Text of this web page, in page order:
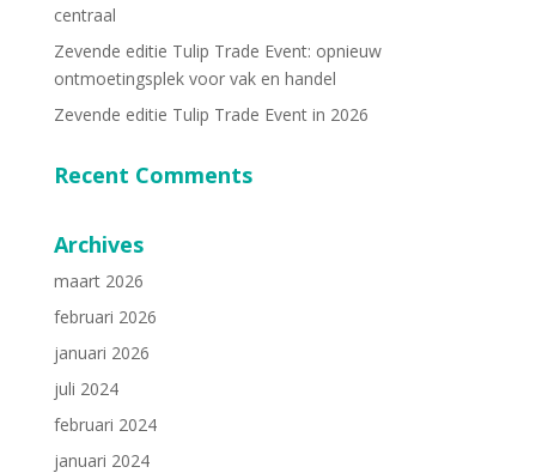
centraal
Zevende editie Tulip Trade Event: opnieuw
ontmoetingsplek voor vak en handel
Zevende editie Tulip Trade Event in 2026
Recent Comments
Archives
maart 2026
februari 2026
januari 2026
juli 2024
februari 2024
januari 2024